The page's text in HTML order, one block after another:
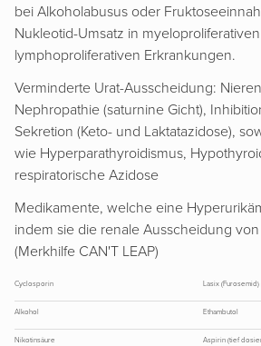
bei Alkoholabusus oder
Nukleotid-Umsatz in
lymphoproliferativen Erkrankungen.
Verminderte Urat-Ausscheidung:
Nephropathie (saturnine Gicht),
Sekretion (Keto- und Laktatazidose),
wie Hyperparathyroidismus,
respiratorische Azidose
Medikamente, welche eine
indem sie die renale Ausscheidung
(Merkhilfe CAN'T LEAP)
Cyclosporin Lasix
Alkohol Ethambutol
Nikotinsäure Aspirin (tief